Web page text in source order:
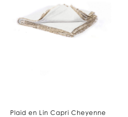
Plaid en Lin Capri Cheyenne